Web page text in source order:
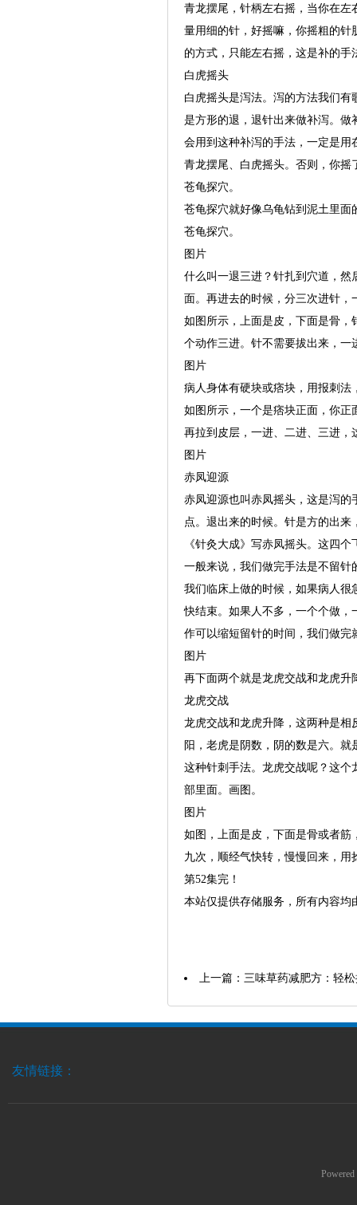
青龙摆尾，针柄左右摇，当你在
量用细的针，好摇嘛，你摇粗的
的方式，只能左右摇，这是补的
白虎摇头
白虎摇头是泻法。泻的方法我们
是方形的退，退针出来做补泻。
会用到这种补泻的手法，一定是
青龙摆尾、白虎摇头。否则，你
苍龟探穴。
苍龟探穴就好像乌龟钻到泥土里面
苍龟探穴。
图片
什么叫一退三进？针扎到穴道，
面。再进去的时候，分三次进针
如图所示，上面是皮，下面是骨
个动作三进。针不需要拔出来，
图片
病人身体有硬块或痞块，用报刺
如图所示，一个是痞块正面，你
再拉到皮层，一进、二进、三进
图片
赤凤迎源
赤凤迎源也叫赤凤摇头，这是泻
点。退出来的时候。针是方的出
《针灸大成》写赤凤摇头。这四
一般来说，我们做完手法是不留
我们临床上做的时候，如果病人
快结束。如果人不多，一个个做
作可以缩短留针的时间，我们做
图片
再下面两个就是龙虎交战和龙虎升
龙虎交战
龙虎交战和龙虎升降，这两种是
阳，老虎是阴数，阴的数是六。就
这种针刺手法。龙虎交战呢？这
部里面。画图。
图片
如图，上面是皮，下面是骨或者
九次，顺经气快转，慢慢回来，
第52集完！
本站仅提供存储服务，所有内容
上一篇： 三味草药减肥方：轻
友情链接：